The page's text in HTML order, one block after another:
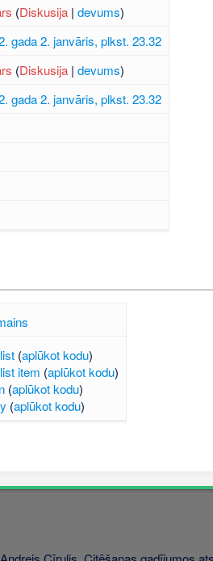
(Diskusija |devums)
gada 2. janvāris, plkst. 23.32
(Diskusija |devums)
gada 2. janvāris, plkst. 23.32
(aplūkot kodu)
item (aplūkot kodu)
(aplūkot kodu)
(aplūkot kodu)